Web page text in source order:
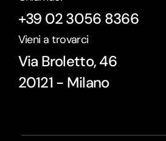
+39 02 3056 8366
Vieni a trovarci
Via Broletto, 46
20121 - Milano